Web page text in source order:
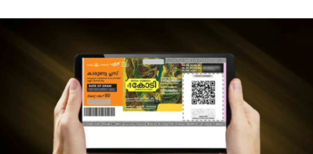
ഒരു കോടിയുടെ ഭാഗ്യശാലി ആര്?; കാരുണ്യ പ്ലസ് ലോട്ടറി
ഫലം പ്രഖ്യാപിച്ചു